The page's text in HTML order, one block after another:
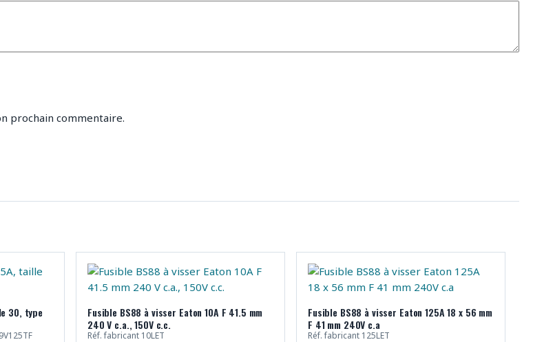
prochain commentaire.
30, type
Fusible BS88 à visser Eaton 10A F 41.5 mm
240 V c.a., 150V c.c.
Réf. fabricant 10LET
Fusible BS88 à visser Eaton 125A 18 x 56 mm
F 41 mm 240V c.a
Réf. fabricant 125LET